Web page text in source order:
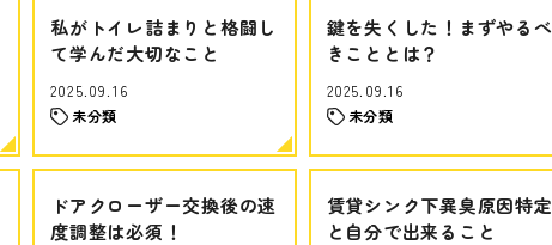
私がトイレ詰まりと格闘し
て学んだ大切なこと
2025.09.16
未分類
鍵を失くした！まずやるべ
きこととは？
2025.09.16
未分類
ドアクローザー交換後の速
度調整は必須！
賃貸シンク下異臭原因特定
と自分で出来ること